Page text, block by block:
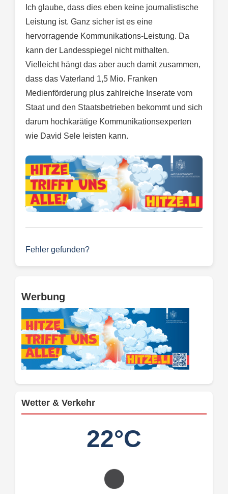
Ich glaube, dass dies eben keine journalistische
Leistung ist. Ganz sicher ist es eine
hervorragende Kommunikations-Leistung. Da
kann der Landesspiegel nicht mithalten.
Vielleicht hängt das aber auch damit zusammen,
dass das Vaterland 1,5 Mio. Franken
Medienförderung plus zahlreiche Inserate vom
Staat und den Staatsbetrieben bekommt und sich
darum hochkarätige Kommunikationsexperten
wie David Sele leisten kann.
Fehler gefunden?
Werbung
Wetter & Verkehr
22°C